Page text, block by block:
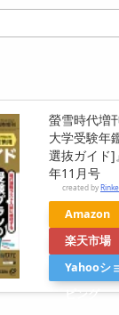
螢雪時代増
大学受験年
選抜ガイド
年11月号
created by
Amazon
楽天市場
Yahooシ
ピング